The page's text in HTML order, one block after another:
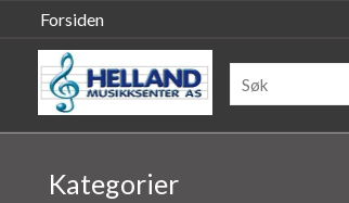
Forsiden
Kategorier